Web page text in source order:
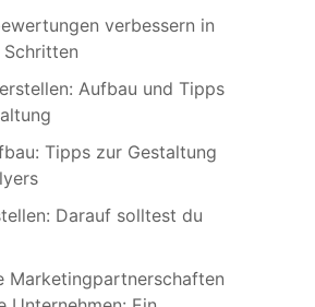
verbessern in
Aufbau und Tipps
Tipps zur Gestaltung
Darauf solltest du
Marketingpartnerschaften